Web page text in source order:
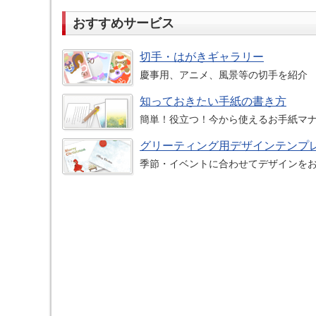
おすすめサービス
切手・はがきギャラリー
慶事用、アニメ、風景等の切手を紹介
知っておきたい手紙の書き方
簡単！役立つ！今から使えるお手紙マ
グリーティング用デザインテンプ
季節・イベントに合わせてデザインを